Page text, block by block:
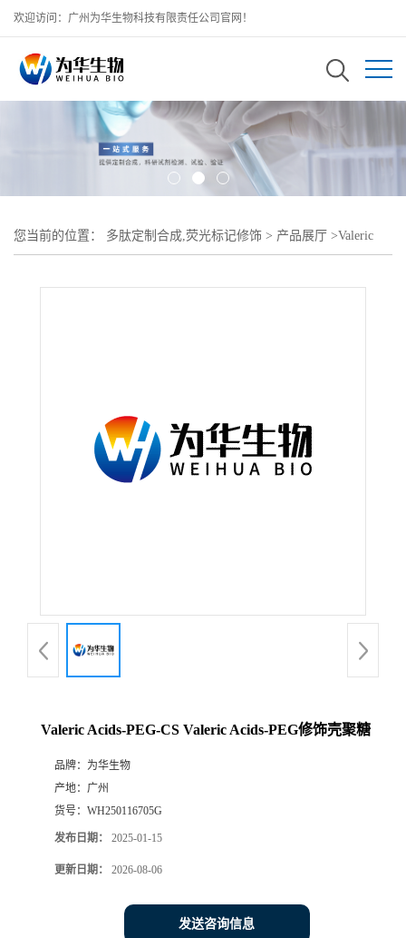
欢迎访问：广州为华生物科技有限责任公司官网！
您当前的位置： 多肽定制合成,荧光标记修饰 > 产品展厅 >Valeric
Valeric Acids-PEG-CS Valeric Acids-PEG修饰壳聚糖
品牌： 为华生物
产地： 广州
货号： WH250116705G
发布日期： 2025-01-15
更新日期： 2026-08-06
发送咨询信息